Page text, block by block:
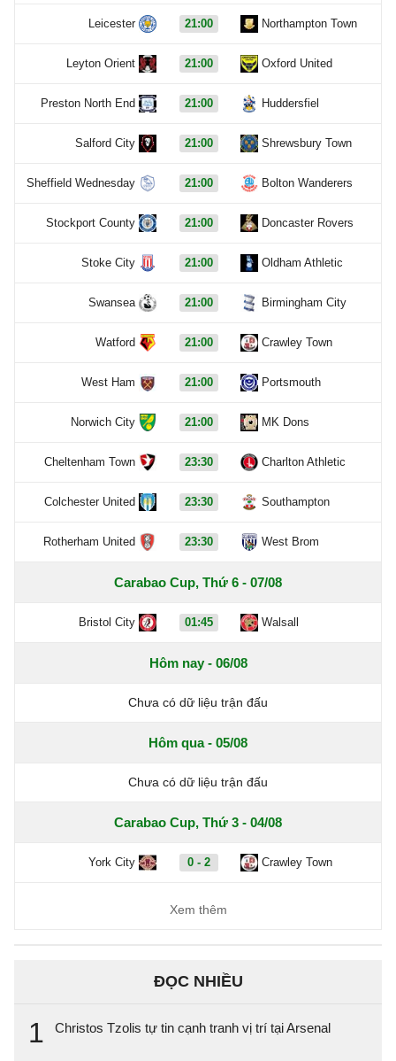
Leicester 21:00 Northampton Town
Leyton Orient 21:00 Oxford United
Preston North End 21:00 Huddersfiel
Salford City 21:00 Shrewsbury Town
Sheffield Wednesday 21:00 Bolton Wanderers
Stockport County 21:00 Doncaster Rovers
Stoke City 21:00 Oldham Athletic
Swansea 21:00 Birmingham City
Watford 21:00 Crawley Town
West Ham 21:00 Portsmouth
Norwich City 21:00 MK Dons
Cheltenham Town 23:30 Charlton Athletic
Colchester United 23:30 Southampton
Rotherham United 23:30 West Brom
Carabao Cup, Thứ 6 - 07/08
Bristol City 01:45 Walsall
Hôm nay - 06/08
Chưa có dữ liệu trận đấu
Hôm qua - 05/08
Chưa có dữ liệu trận đấu
Carabao Cup, Thứ 3 - 04/08
York City 0 - 2 Crawley Town
Xem thêm
ĐỌC NHIỀU
1 Christos Tzolis tự tin cạnh tranh vị trí tại Arsenal